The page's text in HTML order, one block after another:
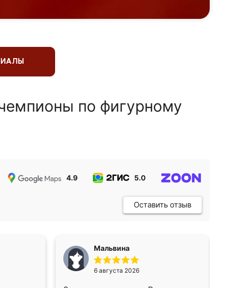
по фигурному
4.9 5.0
Оставить отзыв
Мальвина
6 августа 2026